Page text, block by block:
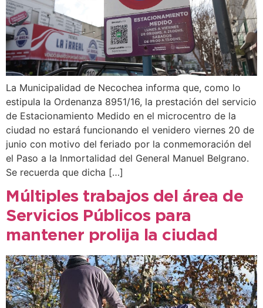
La Municipalidad de Necochea informa que, como lo
estipula la Ordenanza 8951/16, la prestación del servicio
de Estacionamiento Medido en el microcentro de la
ciudad no estará funcionando el venidero viernes 20 de
junio con motivo del feriado por la conmemoración del
el Paso a la Inmortalidad del General Manuel Belgrano.
Se recuerda que dicha […]
Múltiples trabajos del área de
Servicios Públicos para
mantener prolija la ciudad